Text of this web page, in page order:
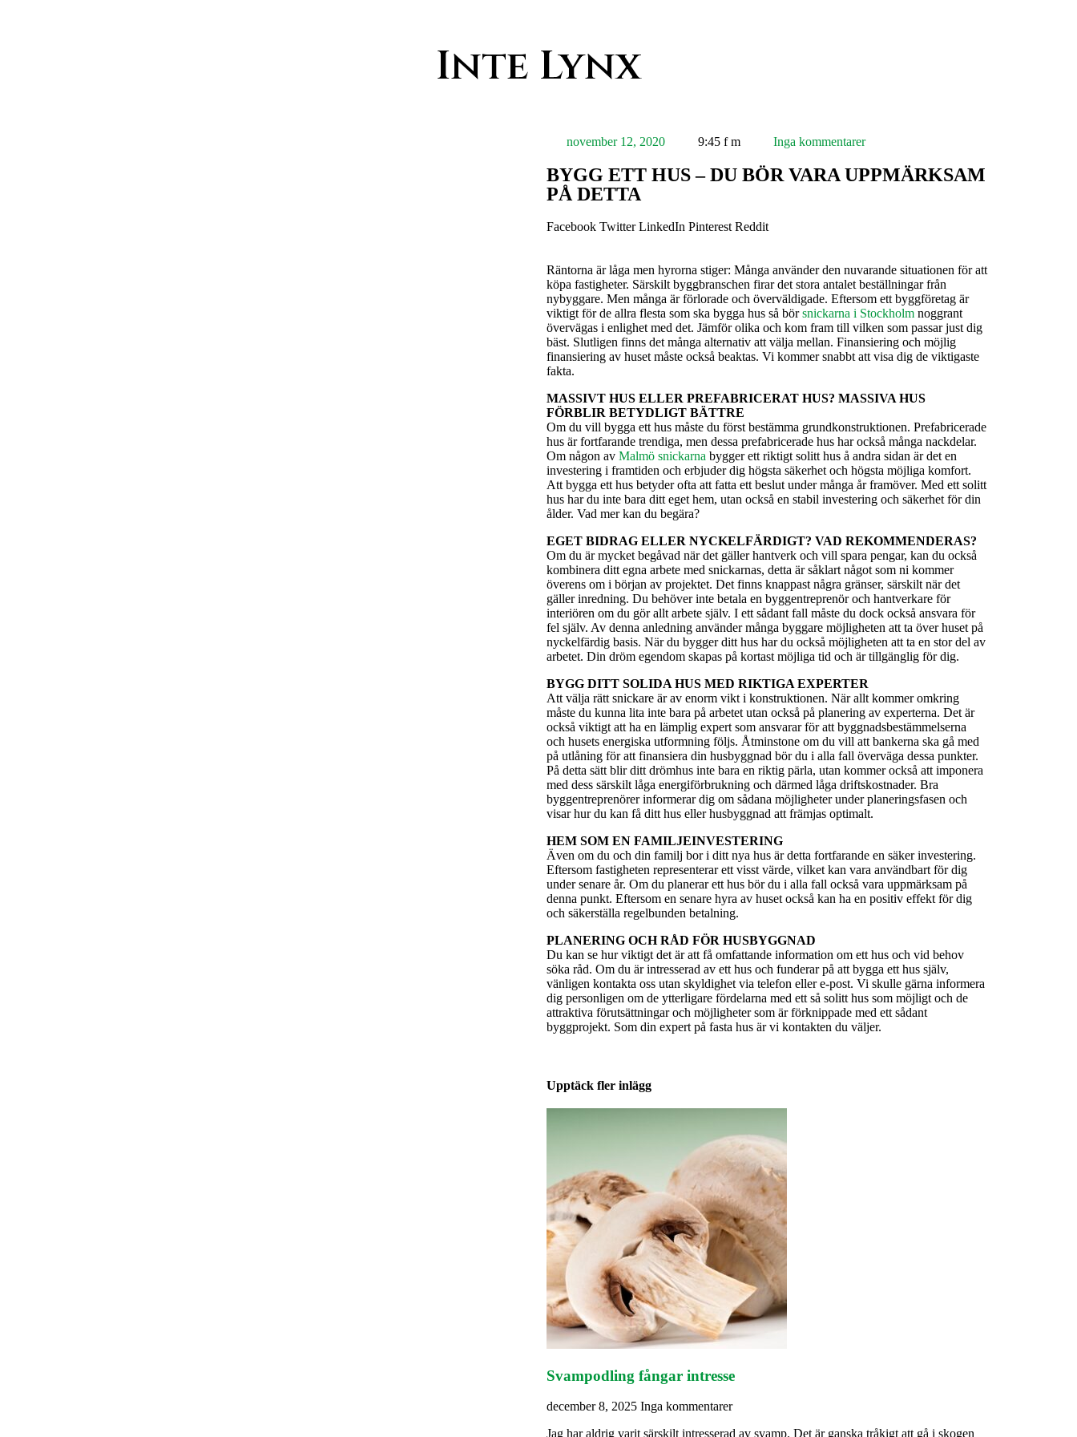
Inte Lynx
november 12, 2020 9:45 f m Inga kommentarer
BYGG ETT HUS – DU BÖR VARA UPPMÄRKSAM
PÅ DETTA
Facebook Twitter LinkedIn Pinterest Reddit
Räntorna är låga men hyrorna stiger: Många använder den nuvarande situationen för att
köpa fastigheter. Särskilt byggbranschen firar det stora antalet beställningar från
nybyggare. Men många är förlorade och överväldigade. Eftersom ett byggföretag är
viktigt för de allra flesta som ska bygga hus så börsnickarna i Stockholm noggrant
övervägas i enlighet med det. Jämför olika och kom fram till vilken som passar just dig
bäst. Slutligen finns det många alternativ att välja mellan. Finansiering och möjlig
finansiering av huset måste också beaktas. Vi kommer snabbt att visa dig de viktigaste
fakta.
MASSIVT HUS ELLER PREFABRICERAT HUS? MASSIVA HUS
FÖRBLIR BETYDLIGT BÄTTRE
Om du vill bygga ett hus måste du först bestämma grundkonstruktionen. Prefabricerade
hus är fortfarande trendiga, men dessa prefabricerade hus har också många nackdelar.
Om någon av Malmö snickarna bygger ett riktigt solitt hus å andra sidan är det en
investering i framtiden och erbjuder dig högsta säkerhet och högsta möjliga komfort.
Att bygga ett hus betyder ofta att fatta ett beslut under många år framöver. Med ett solitt
hus har du inte bara ditt eget hem, utan också en stabil investering och säkerhet för din
ålder. Vad mer kan du begära?
EGET BIDRAG ELLER NYCKELFÄRDIGT? VAD REKOMMENDERAS?
Om du är mycket begåvad när det gäller hantverk och vill spara pengar, kan du också
kombinera ditt egna arbete med snickarnas, detta är såklart något som ni kommer
överens om i början av projektet. Det finns knappast några gränser, särskilt när det
gäller inredning. Du behöver inte betala en byggentreprenör och hantverkare för
interiören om du gör allt arbete själv. I ett sådant fall måste du dock också ansvara för
fel själv. Av denna anledning använder många byggare möjligheten att ta över huset på
nyckelfärdig basis. När du bygger ditt hus har du också möjligheten att ta en stor del av
arbetet. Din dröm egendom skapas på kortast möjliga tid och är tillgänglig för dig.
BYGG DITT SOLIDA HUS MED RIKTIGA EXPERTER
Att välja rätt snickare är av enorm vikt i konstruktionen. När allt kommer omkring
måste du kunna lita inte bara på arbetet utan också på planering av experterna. Det är
också viktigt att ha en lämplig expert som ansvarar för att byggnadsbestämmelserna
och husets energiska utformning följs. Åtminstone om du vill att bankerna ska gå med
på utlåning för att finansiera din husbyggnad bör du i alla fall överväga dessa punkter.
På detta sätt blir ditt drömhus inte bara en riktig pärla, utan kommer också att imponera
med dess särskilt låga energiförbrukning och därmed låga driftskostnader. Bra
byggentreprenörer informerar dig om sådana möjligheter under planeringsfasen och
visar hur du kan få ditt hus eller husbyggnad att främjas optimalt.
HEM SOM EN FAMILJEINVESTERING
Även om du och din familj bor i ditt nya hus är detta fortfarande en säker investering.
Eftersom fastigheten representerar ett visst värde, vilket kan vara användbart för dig
under senare år. Om du planerar ett hus bör du i alla fall också vara uppmärksam på
denna punkt. Eftersom en senare hyra av huset också kan ha en positiv effekt för dig
och säkerställa regelbunden betalning.
PLANERING OCH RÅD FÖR HUSBYGGNAD
Du kan se hur viktigt det är att få omfattande information om ett hus och vid behov
söka råd. Om du är intresserad av ett hus och funderar på att bygga ett hus själv,
vänligen kontakta oss utan skyldighet via telefon eller e-post. Vi skulle gärna informera
dig personligen om de ytterligare fördelarna med ett så solitt hus som möjligt och de
attraktiva förutsättningar och möjligheter som är förknippade med ett sådant
byggprojekt. Som din expert på fasta hus är vi kontakten du väljer.
Upptäck fler inlägg
Svampodling fångar intresse
december 8, 2025 Inga kommentarer
Jag har aldrig varit särskilt intresserad av svamp. Det är ganska tråkigt att gå i skogen